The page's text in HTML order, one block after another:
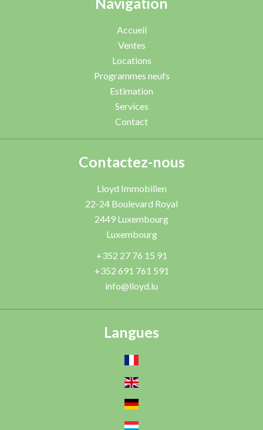
Accueil
Ventes
Locations
Programmes neufs
Estimation
Services
Contact
Contactez-nous
Lloyd Immobilien
22-24 Boulevard Royal
2449 Luxembourg
Luxembourg
+352 27 76 15 91
+352 691 761 591
info@lloyd.lu
Langues